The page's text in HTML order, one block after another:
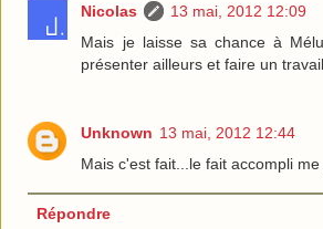
Nicolas
13 mai, 2012 12:09
Mais je laisse sa chance à
présenter ailleurs et faire un
Unknown 13 mai, 2012 12:44
Mais c'est fait...le fait accompli
Répondre